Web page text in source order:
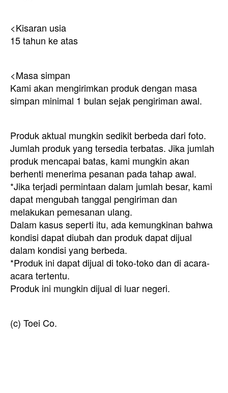
<Kisaran usia
15 tahun ke atas
<Masa simpan
Kami akan mengirimkan produk dengan masa
simpan minimal 1 bulan sejak pengiriman awal.
Produk aktual mungkin sedikit berbeda dari foto.
Jumlah produk yang tersedia terbatas. Jika jumlah
produk mencapai batas, kami mungkin akan
berhenti menerima pesanan pada tahap awal.
*Jika terjadi permintaan dalam jumlah besar, kami
dapat mengubah tanggal pengiriman dan
melakukan pemesanan ulang.
Dalam kasus seperti itu, ada kemungkinan bahwa
kondisi dapat diubah dan produk dapat dijual
dalam kondisi yang berbeda.
*Produk ini dapat dijual di toko-toko dan di acara-
acara tertentu.
Produk ini mungkin dijual di luar negeri.
(c) Toei Co.